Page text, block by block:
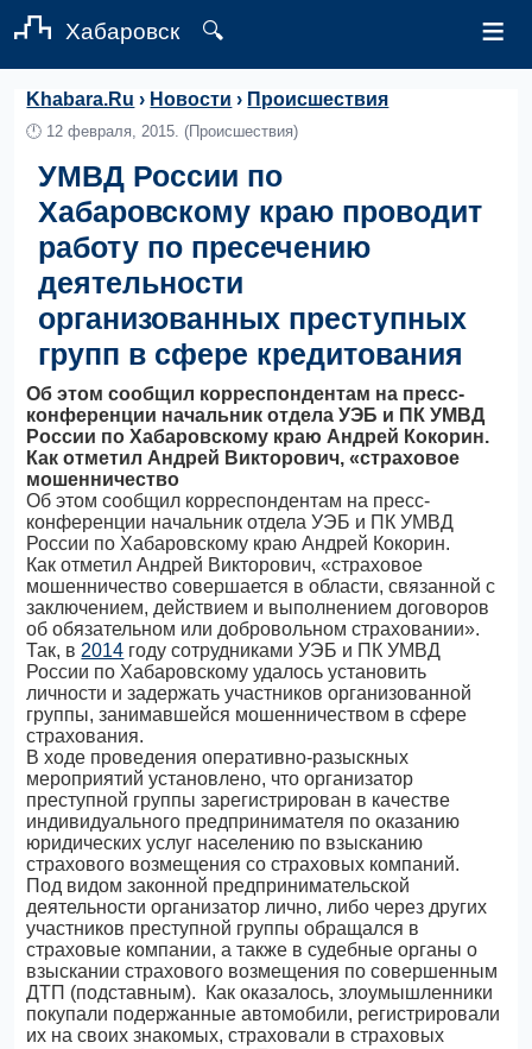
Хабаровск 🔍 ≡
Khabara.Ru › Новости › Происшествия
🕛 12 февраля, 2015. (Происшествия)
УМВД России по
Хабаровскому краю проводит
работу по пресечению
деятельности
организованных преступных
групп в сфере кредитования
Об этом сообщил корреспондентам на пресс-
конференции начальник отдела УЭБ и ПК УМВД
России по Хабаровскому краю Андрей Кокорин.
Как отметил Андрей Викторович, «страховое
мошенничество
Об этом сообщил корреспондентам на пресс-
конференции начальник отдела УЭБ и ПК УМВД
России по Хабаровскому краю Андрей Кокорин.
Как отметил Андрей Викторович, «страховое
мошенничество совершается в области, связанной с
заключением, действием и выполнением договоров
об обязательном или добровольном страховании».
Так, в 2014 году сотрудниками УЭБ и ПК УМВД
России по Хабаровскому удалось установить
личности и задержать участников организованной
группы, занимавшейся мошенничеством в сфере
страхования.
В ходе проведения оперативно-разыскных
мероприятий установлено, что организатор
преступной группы зарегистрирован в качестве
индивидуального предпринимателя по оказанию
юридических услуг населению по взысканию
страхового возмещения со страховых компаний.
Под видом законной предпринимательской
деятельности организатор лично, либо через других
участников преступной группы обращался в
страховые компании, а также в судебные органы о
взыскании страхового возмещения по совершенным
ДТП (подставным). Как оказалось, злоумышленники
покупали подержанные автомобили, регистрировали
их на своих знакомых, страховали в страховых